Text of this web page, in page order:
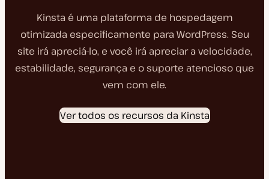
Kinsta é uma plataforma de hospedagem
otimizada especificamente para WordPress. Seu
site irá apreciá-lo, e você irá apreciar a velocidade,
estabilidade, segurança e o suporte atencioso que
vem com ele.
Ver todos os recursos da Kinsta